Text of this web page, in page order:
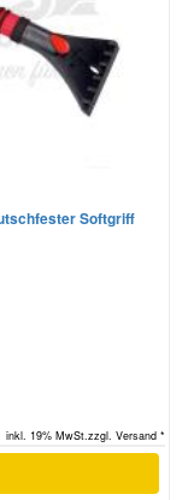
Softgriff
inkl. 19% MwSt.zzgl. Versand *